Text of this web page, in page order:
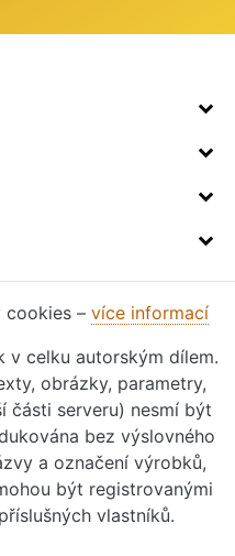
cookies – více informací
v celku autorským dílem.
obrázky, parametry,
části serveru) nesmí být
bez výslovného
a označení výrobků,
být registrovanými
vlastníků.